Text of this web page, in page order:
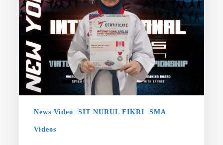
Taekwondo
News Video SIT NURUL FIKRI SMA
Videos